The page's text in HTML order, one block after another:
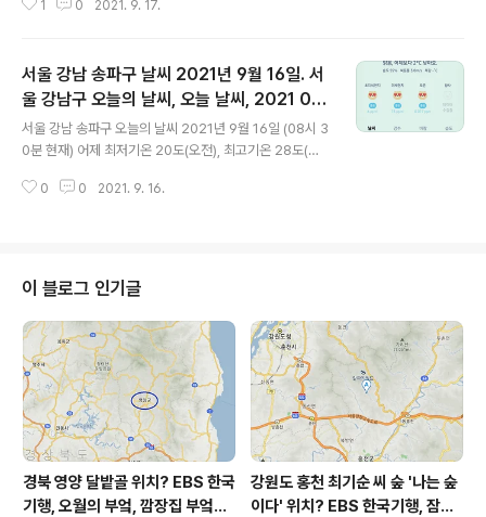
도 높은 최저기온, 어제와 같은 최고기온입니다 아침에 최
공기질은 어제 초미세먼지 좋음 = 5 ㎍/m³ 미세먼지는
좋음 = 14 ㎍/m³ 황사는 보통 = 1 ㎍/m³ (경기 지역 평
균) 자외선 (오후) = 한때 나쁨 오늘 초미세먼지 좋음 = 4
㎍/m³ 미세먼지는 좋음 = 10 ㎍/m³ 황사는 보통 = 9
㎍/m³ 자외선 (오후) = 보통 대기상태는 어제보다 조금
좋습니다 대기상태가 전체적으로 좋습니다 ..
1 0 2021. 9. 17.
서울 강남 송파구 날씨 2021년 9월 16일. 서
울 강남구 오늘의 날씨, 오늘 날씨, 2021 091
6, 초미세먼지, 미세먼지, 황사, 자외선
서울 강남 송파구 오늘의 날씨 2021년 9월 16일 (08시 3
0분 현재) 어제 최저기온 20도(오전), 최고기온 28도(낮)
도 낮은 최저기온, 어제와 같은 최고기온입니다 아침에 최
좋음 = 16 ㎍/m³ 황사는 보통 = 30 ㎍/m³ 자외선 (오
후) = 한때 나쁨 오늘 초미세먼지 좋음 = 6 ㎍/m³ 미세먼
지는 좋음 = 13 ㎍/m³ 황사는 보통 = 1 ㎍/m³ (경기 지
역 평균) 자외선 (오후) = 한때 나쁨 대기상태는 어제보다
조금 좋습니다 대기상태는 전체적으로 ..
0 0 2021. 9. 16.
이 블로그 인기글
경북 영양 달밭골 위치? EBS 한국
기행, 오월의 부엌, 깜장집 부엌은
강원도 홍천 최기순 씨 숲 '나는 숲
이다' 위치? EBS 한국기행, 잠시